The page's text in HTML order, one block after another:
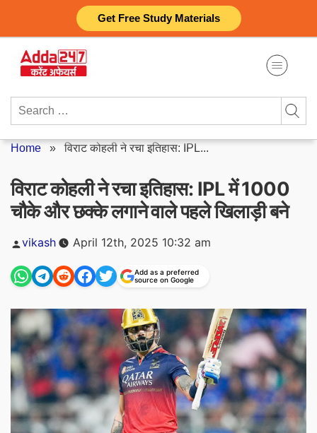
Get Free Study Materials
content
Search
Home »विराट कोहली ने रचा इतिहास: IPL...
विराट कोहली ने रचा इतिहास: IPL में 1000
चौके और छक्के लगाने वाले पहले खिलाड़ी बने
Posted
vikash April 12th, 2025 10:32 am
Add as a preferred
source on Google